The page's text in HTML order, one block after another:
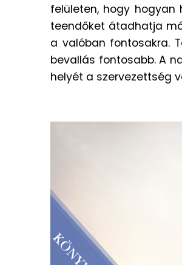
felületen, hogy hogyan
teendőket átadhatja
a valóban fontosakra.
bevallás fontosabb. A
helyét a szervezettség